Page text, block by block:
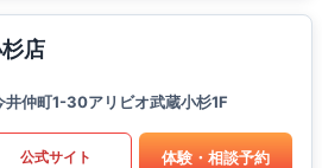
店
仲町1-30アリビオ武蔵小杉1F
公式サイト 体験・相談予約